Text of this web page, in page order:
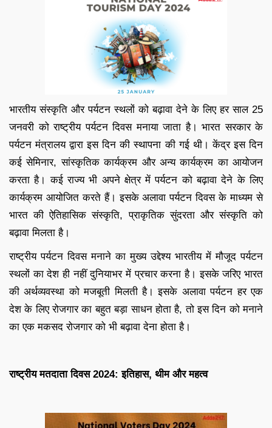
भारतीय संस्कृति और पर्यटन स्थलों को बढ़ावा देने के लिए हर साल 25
जनवरी को राष्ट्रीय पर्यटन दिवस मनाया जाता है। भारत सरकार के
पर्यटन मंत्रालय द्वारा इस दिन की स्थापना की गई थी। केंद्र इस दिन
कई सेमिनार, सांस्कृतिक कार्यक्रम और अन्य कार्यक्रम का आयोजन
करता है। कई राज्य भी अपने क्षेत्र में पर्यटन को बढ़ावा देने के लिए
कार्यक्रम आयोजित करते हैं। इसके अलावा पर्यटन दिवस के माध्यम से
भारत की ऐतिहासिक संस्कृति, प्राकृतिक सुंदरता और संस्कृति को
बढ़ावा मिलता है।
राष्ट्रीय पर्यटन दिवस मनाने का मुख्य उद्देश्य भारतीय में मौजूद पर्यटन
स्थलों का देश ही नहीं दुनियाभर में प्रचार करना है। इसके जरिए भारत
की अर्थव्यवस्था को मजबूती मिलती है। इसके अलावा पर्यटन हर एक
देश के लिए रोजगार का बहुत बड़ा साधन होता है, तो इस दिन को मनाने
का एक मकसद रोजगार को भी बढ़ावा देना होता है।
राष्ट्रीय मतदाता दिवस 2024: इतिहास, थीम और महत्व